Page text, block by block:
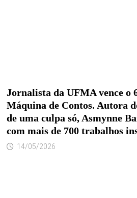
Jornalista da UFMA vence o
Máquina de Contos. Autora
de uma culpa só, Asmynne
com mais de 700 trabalhos
14/05/2026